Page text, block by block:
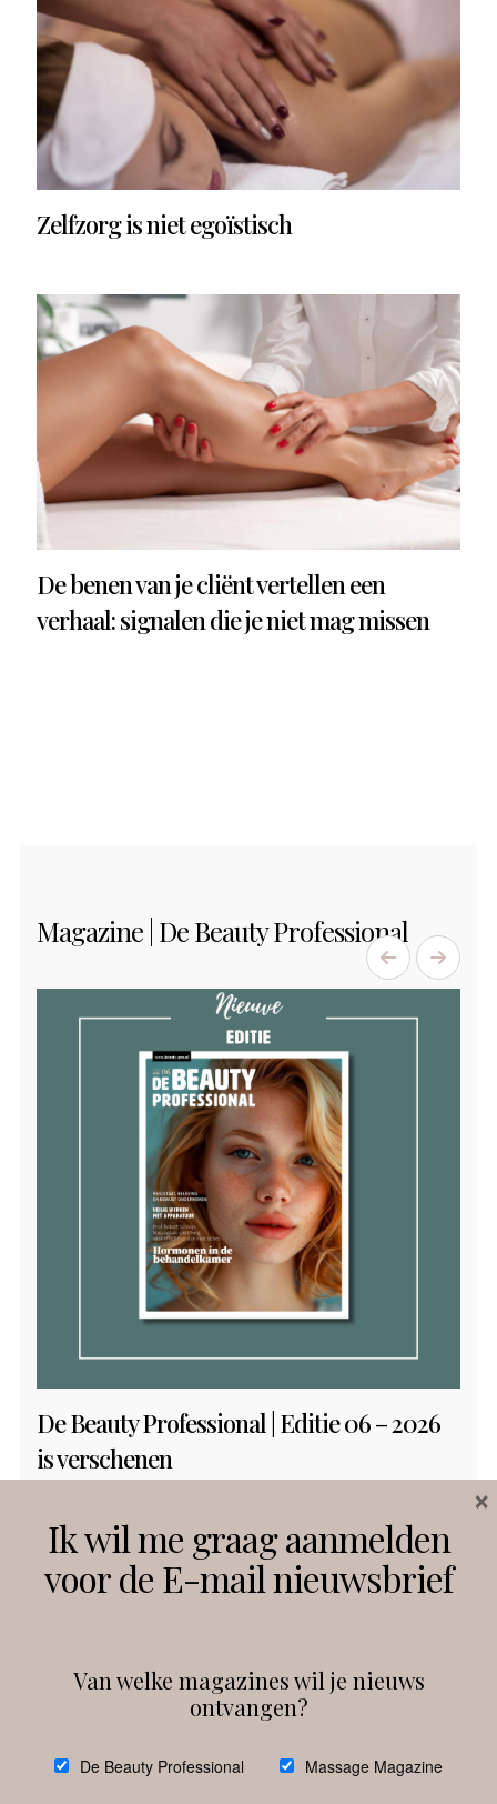
Zelfzorg is niet egoïstisch
De benen van je cliënt vertellen een
verhaal: signalen die je niet mag missen
Magazine | De Beauty Professional
De Beauty Professional | Editie 06 – 2026
is verschenen
debeautyprofessional
Ik wil me graag aanmelden
voor de E-mail nieuwsbrief
Van welke magazines wil je nieuws
ontvangen?
De Beauty Professional Massage Magazine
×